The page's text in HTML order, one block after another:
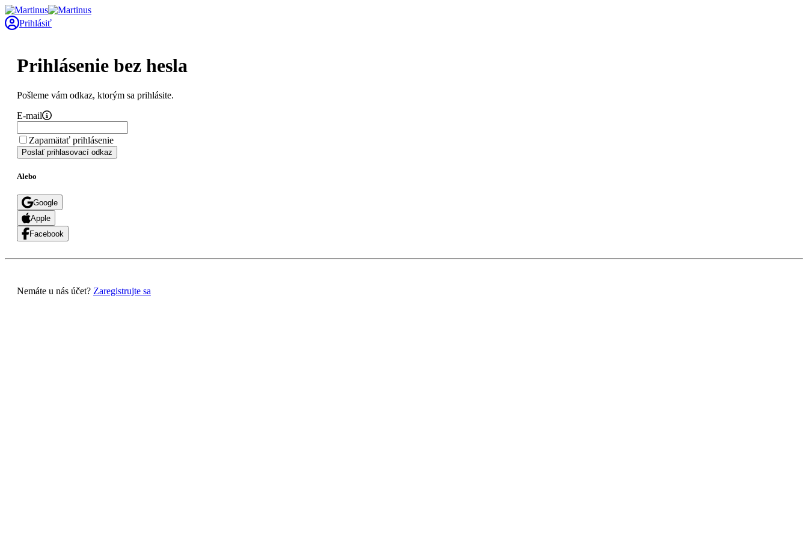
Prihlásiť
Prihlásenie bez hesla
Pošleme vám odkaz, ktorým sa prihlásite.
E-mail
Zapamätať prihlásenie
Poslať prihlasovací odkaz
Alebo
Google
Apple
Facebook
Nemáte u nás účet? Zaregistrujte sa